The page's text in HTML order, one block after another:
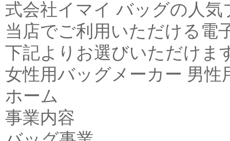
式会社イマイ バッグの人
当店でご利用いただける電
下記よりお選びいただけま
女性用バッグメーカー 男性
ホーム
事業内容